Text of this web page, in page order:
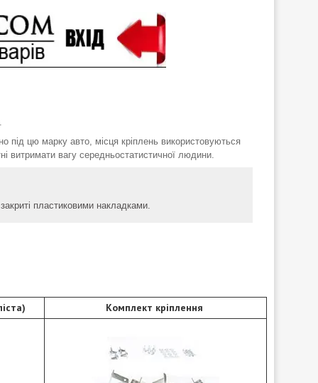
цю марку авто, місця кріплень використовуються
витримати вагу середньостатистичної людини.
пластиковими накладками.
Комплект кріплення